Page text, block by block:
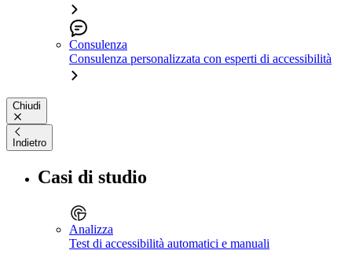
Consulenza
Consulenza personalizzata con esperti di accessibilità
Chiudi
Indietro
Casi di studio
Analizza
Test di accessibilità automatici e manuali